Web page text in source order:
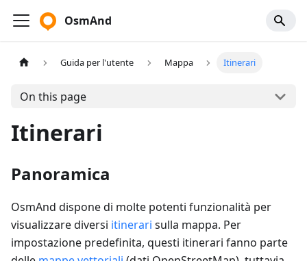
OsmAnd
Guida per l'utente Mappa Itinerari
On this page
Itinerari
Panoramica
OsmAnd dispone di molte potenti funzionalità per
visualizzare diversi itinerari sulla mappa. Per
impostazione predefinita, questi itinerari fanno parte